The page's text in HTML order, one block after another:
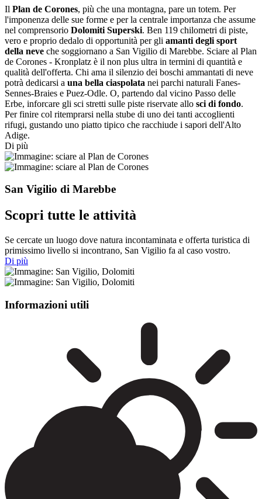
Il Plan de Corones, più che una montagna, pare un totem. Per
l'imponenza delle sue forme e per la centrale importanza che assume
nel comprensorio Dolomiti Superski. Ben 119 chilometri di piste,
vero e proprio dedalo di opportunità per gli amanti degli sport
della neve che soggiornano a San Vigilio di Marebbe. Sciare al Plan
de Corones - Kronplatz è il non plus ultra in termini di quantità e
qualità dell'offerta. Chi ama il silenzio dei boschi ammantati di neve
potrà dedicarsi a una bella ciaspolata nei parchi naturali Fanes-
Sennes-Braies e Puez-Odle. O, partendo dal vicino Passo delle
Erbe, inforcare gli sci stretti sulle piste riservate allo sci di fondo.
Per finire col ritemprarsi nella stube di uno dei tanti accoglienti
rifugi, gustando uno piatto tipico che racchiude i sapori dell'Alto
Adige.
Di più
San Vigilio di Marebbe
Scopri tutte le attività
Se cercate un luogo dove natura incontaminata e offerta turistica di
primissimo livello si incontrano, San Vigilio fa al caso vostro.
Di più
Informazioni utili